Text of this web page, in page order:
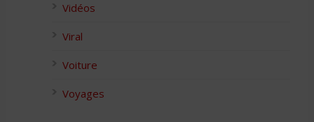
Vidéos
Viral
Voiture
Voyages